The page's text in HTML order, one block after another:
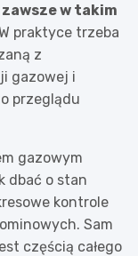
w takim
praktyce trzeba
z
gazowej i
przeglądu
gazowym
dbać o stan
kontrole
Sam
częścią całego